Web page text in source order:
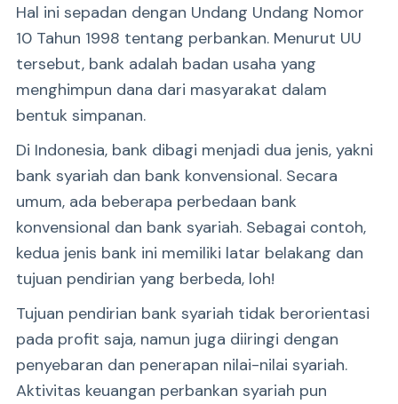
Hal ini sepadan dengan Undang Undang Nomor
10 Tahun 1998 tentang perbankan. Menurut UU
tersebut, bank adalah badan usaha yang
menghimpun dana dari masyarakat dalam
bentuk simpanan.
Di Indonesia, bank dibagi menjadi dua jenis, yakni
bank syariah dan bank konvensional. Secara
umum, ada beberapa perbedaan bank
konvensional dan bank syariah. Sebagai contoh,
kedua jenis bank ini memiliki latar belakang dan
tujuan pendirian yang berbeda, loh!
Tujuan pendirian bank syariah tidak berorientasi
pada profit saja, namun juga diiringi dengan
penyebaran dan penerapan nilai-nilai syariah.
Aktivitas keuangan perbankan syariah pun